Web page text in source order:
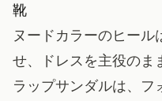
靴
ヌードカラーのヒール
せ、ドレスを主役のま
ラップサンダルは、フ